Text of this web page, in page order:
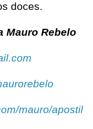
doces.
Mauro Rebelo
mauro/apostil